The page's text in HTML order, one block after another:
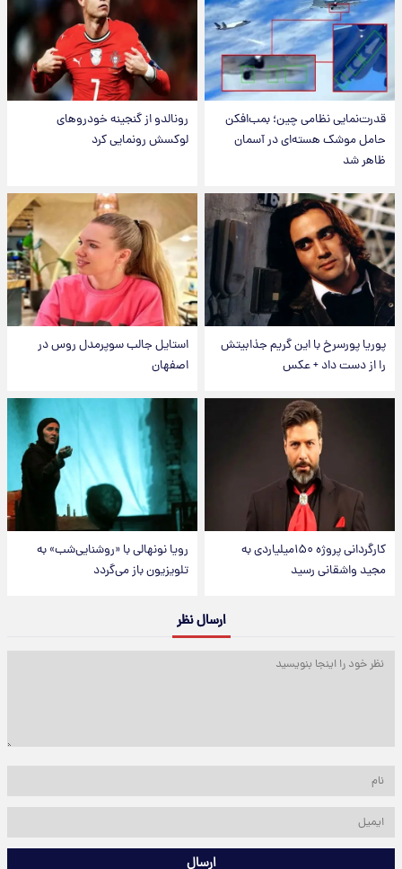
قدرت‌نمایی نظامی چین؛ بمب‌افکن
حامل موشک هسته‌ای در آسمان
ظاهر شد
رونالدو از گنجینه خودروهای
لوکسش رونمایی کرد
پوریا پورسرخ با این گریم جذابیتش
را از دست داد + عکس
استایل جالب سوپرمدل روس در
اصفهان
کارگردانی پروژه ۱۵۰میلیاردی به
مجید واشقانی رسید
رویا نونهالی با «روشنایی‌شب» به
تلویزیون باز می‌گردد
ارسال نظر
ارسال